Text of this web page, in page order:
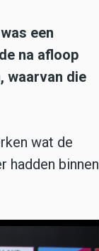
een
na afloop
waarvan die
wat de
hadden binnen